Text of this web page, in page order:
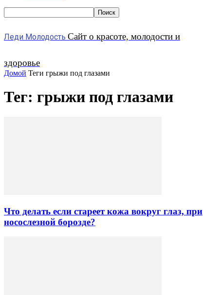
Леди Молодость Сайт о красоте, молодости и
здоровье
Домой Теги грыжи под глазами
Тег: грыжи под глазами
Что делать если стареет кожа вокруг глаз, при
носослезной борозде?